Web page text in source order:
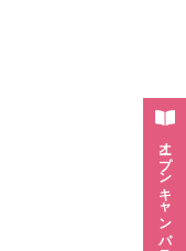
オープン
キャンパス・